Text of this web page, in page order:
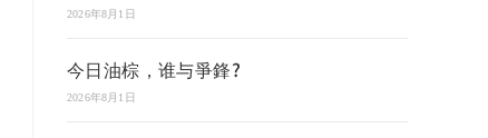
2026年8月1日
今日油棕，谁与爭鋒?
2026年8月1日